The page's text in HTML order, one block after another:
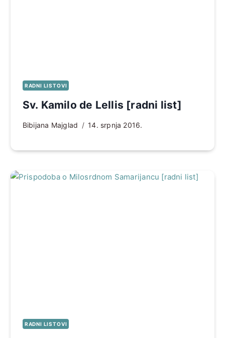
RADNI LISTOVI
Sv. Kamilo de Lellis [radni list]
Bibijana Majglad 14. srpnja 2016.
RADNI LISTOVI